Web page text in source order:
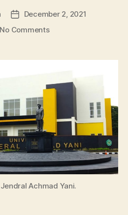
Post
date
December 2, 2021
No Commentson
Acmad
Info
Jurusan
Achmad Yani.